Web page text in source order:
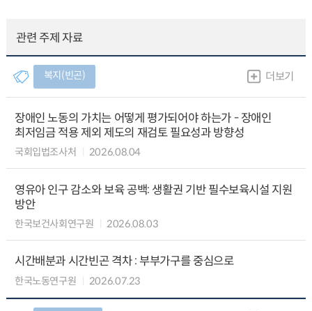
관련 주제 자료
복지(빈곤) 더보기
장애인 노동의 가치는 어떻게 평가되어야 하는가 - 장애인
최저임금 적용 제외 제도의 재검토 필요성과 방향성
국회입법조사처 2026.08.04
영유아 인구 감소와 보육 공백: 생활권 기반 필수보육시설 지원
방안
한국보건사회연구원 2026.08.03
시간배분과 시간빈곤 격차 : 부부가구를 중심으로
한국노동연구원 2026.07.23